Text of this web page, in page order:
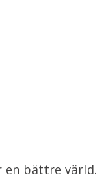
en bättre värld.